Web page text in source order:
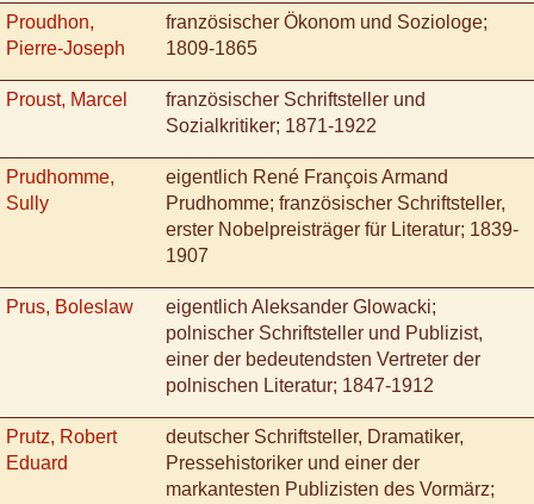
Proudhon,
Pierre-Joseph
französischer Ökonom und Soziologe;
1809-1865
Proust, Marcel
französischer Schriftsteller und
Sozialkritiker; 1871-1922
Prudhomme,
Sully
eigentlich René François Armand
Prudhomme; französischer Schriftsteller,
erster Nobelpreisträger für Literatur; 1839-
1907
Prus, Boleslaw
eigentlich Aleksander Glowacki;
polnischer Schriftsteller und Publizist,
einer der bedeutendsten Vertreter der
polnischen Literatur; 1847-1912
Prutz, Robert
Eduard
deutscher Schriftsteller, Dramatiker,
Pressehistoriker und einer der
markantesten Publizisten des Vormärz;